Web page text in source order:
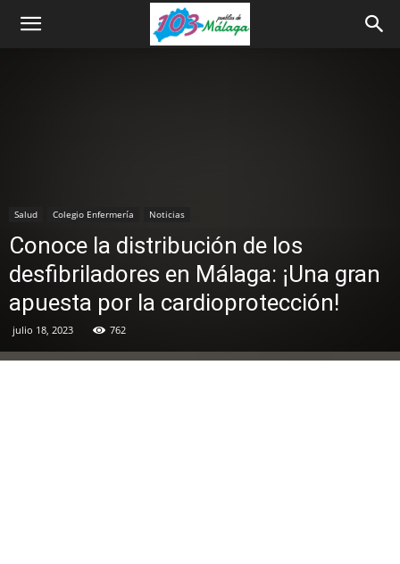
Salud Colegio Enfermería Noticias
Conoce la distribución de los
desfibriladores en Málaga: ¡Una gran
apuesta por la cardioprotección!
julio 18, 2023 762